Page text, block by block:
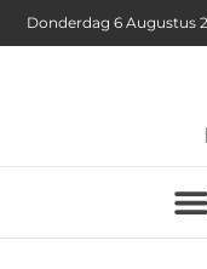
Donderdag 6 Augustus